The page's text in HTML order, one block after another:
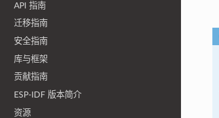
API 指南
迁移指南
安全指南
库与框架
贡献指南
ESP-IDF 版本简介
资源